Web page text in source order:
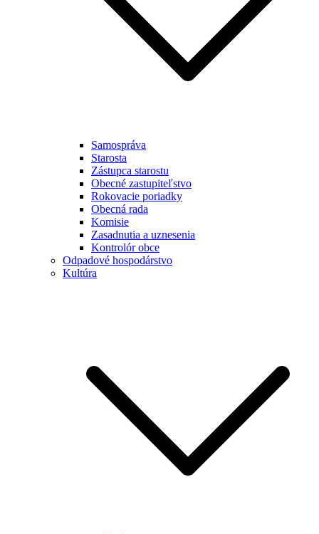
Samospráva
Starosta
Zástupca starostu
Obecné zastupiteľstvo
Rokovacie poriadky
Obecná rada
Komisie
Zasadnutia a uznesenia
Kontrolór obce
Odpadové hospodárstvo
Kultúra